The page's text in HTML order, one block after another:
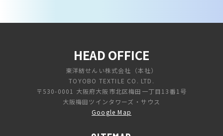
HEAD OFFICE
東洋紡せんい株式会社（本社）
TOYOBO TEXTILE CO. LTD.
〒530-0001 大阪府大阪市北区梅田一丁目13番1号
大阪梅田ツインタワーズ・サウス
Google Map